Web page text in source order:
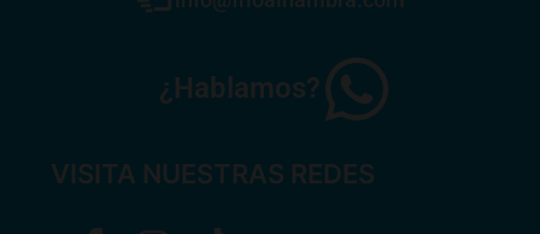
¿Hablamos?
VISITA NUESTRAS REDES